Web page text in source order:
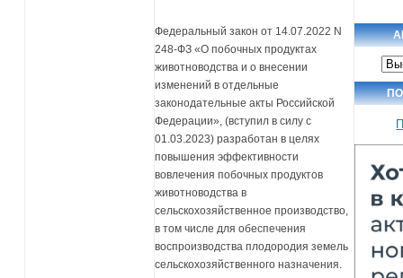
Федеральный закон от 14.07.2022 N
248-ФЗ «О побочных продуктах
животноводства и о внесении
изменений в отдельные
законодательные акты Российской
Федерации», (вступил в силу с
01.03.2023) разработан в целях
повышения эффективности
вовлечения побочных продуктов
животноводства в
сельскохозяйственное производство,
в том числе для обеспечения
воспроизводства плодородия земель
сельскохозяйственного назначения.